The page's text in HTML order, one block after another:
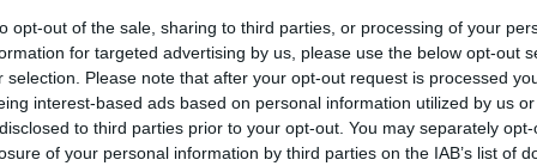
opt-out of the sale, sharing to third parties, or processing of your
for targeted advertising by us, please use the below opt-out
selection. Please note that after your opt-out request is processed
interest-based ads based on personal information utilized by us
to third parties prior to your opt-out. You may separately
of your personal information by third parties on the IAB’s list of
vadavietė pranešė, kad šios operacijos metu
80 taikinių.
Irano gynybos sistemoms, vadovavimo ir kontrolės